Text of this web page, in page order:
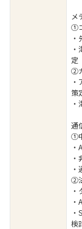
メ
①
定
②
策
通
①
②
検